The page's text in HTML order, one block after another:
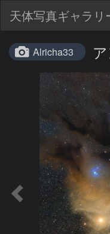
天体写真ギャラリ
Alricha33